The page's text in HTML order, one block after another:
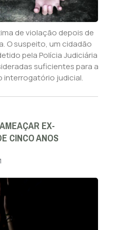
de violação depois de
O suspeito, um cidadão
pela Polícia Judiciária
suficientes para a
interrogatório judicial.
EX-
CINCO ANOS